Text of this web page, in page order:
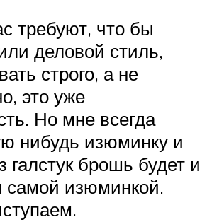
требуют, что бы
деловой стиль,
строго, а не
это уже
Но мне всегда
нибудь изюминку и
галстук брошь будет и
самой изюминкой.